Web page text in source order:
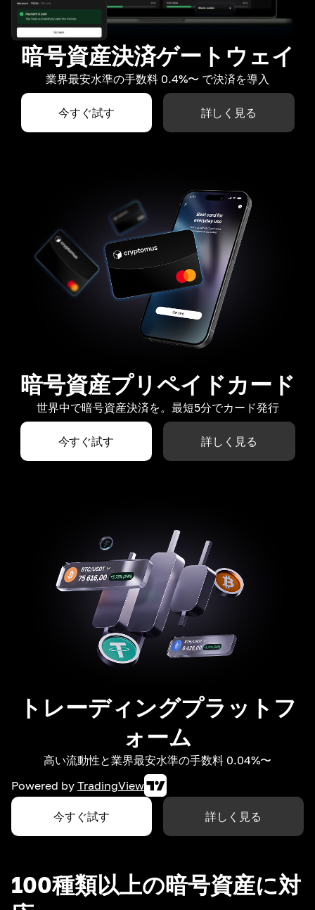
暗号資産決済ゲートウェイ
業界最安水準の手数料 0.4%〜 で決済を導入
今すぐ試す 詳しく見る
暗号資産プリペイドカード
世界中で暗号資産決済を。最短5分でカード発行
今すぐ試す 詳しく見る
トレーディングプラットフ
ォーム
高い流動性と業界最安水準の手数料 0.04%〜
Powered by TradingView
今すぐ試す 詳しく見る
100種類以上の暗号資産に対